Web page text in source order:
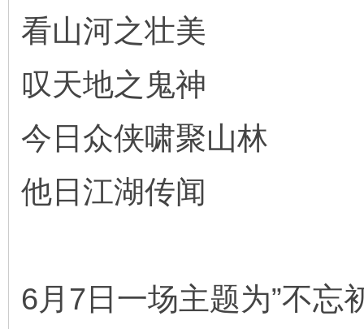
看山河之壮美
叹天地之鬼神
今日众侠啸聚山林
他日江湖传闻
6月7日一场主题为”不忘